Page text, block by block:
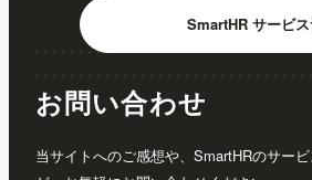
SmartHR サービ
お問い合わせ
当サイトへのご感想や、SmartHRのサー